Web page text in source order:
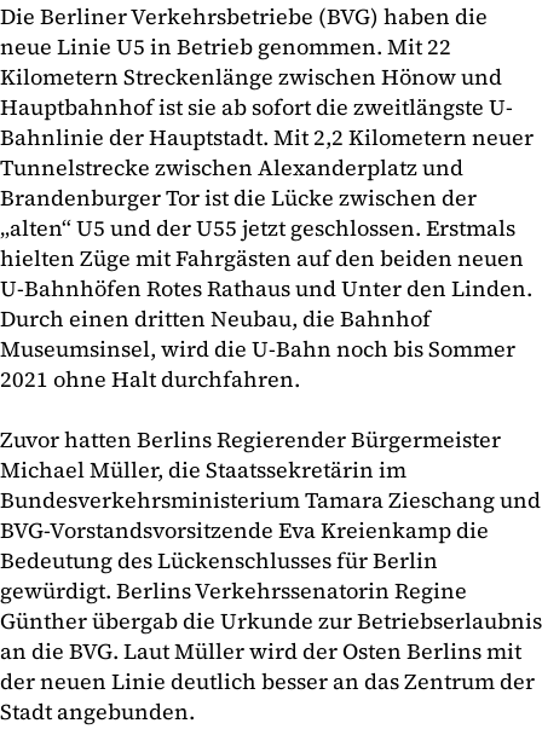
Die Berliner Verkehrsbetriebe (BVG) haben die
neue Linie U5 in Betrieb genommen. Mit 22
Kilometern Streckenlänge zwischen Hönow und
Hauptbahnhof ist sie ab sofort die zweitlängste U-
Bahnlinie der Hauptstadt. Mit 2,2 Kilometern neuer
Tunnelstrecke zwischen Alexanderplatz und
Brandenburger Tor ist die Lücke zwischen der
„alten“ U5 und der U55 jetzt geschlossen. Erstmals
hielten Züge mit Fahrgästen auf den beiden neuen
U-Bahnhöfen Rotes Rathaus und Unter den Linden.
Durch einen dritten Neubau, die Bahnhof
Museumsinsel, wird die U-Bahn noch bis Sommer
2021 ohne Halt durchfahren.
Zuvor hatten Berlins Regierender Bürgermeister
Michael Müller, die Staatssekretärin im
Bundesverkehrsministerium Tamara Zieschang und
BVG-Vorstandsvorsitzende Eva Kreienkamp die
Bedeutung des Lückenschlusses für Berlin
gewürdigt. Berlins Verkehrssenatorin Regine
Günther übergab die Urkunde zur Betriebserlaubnis
an die BVG. Laut Müller wird der Osten Berlins mit
der neuen Linie deutlich besser an das Zentrum der
Stadt angebunden.